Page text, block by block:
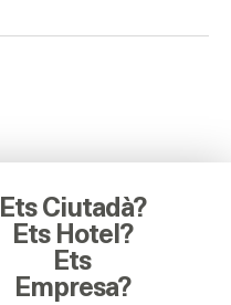
Ets Ciutadà?
Ets Hotel?
Ets
Empresa?